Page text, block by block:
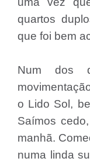
quartos
que foi bem
Num dos
o Lido Sol,
Saímos
manhã.
numa linda